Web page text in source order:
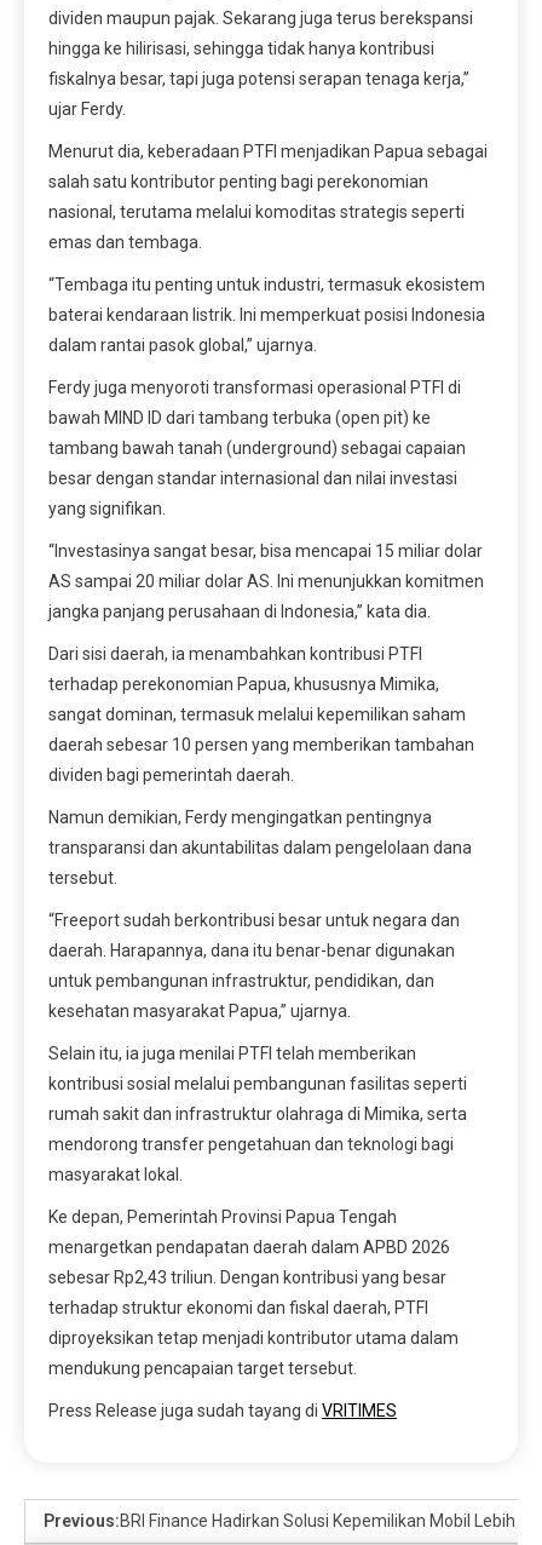
dividen maupun pajak. Sekarang juga terus berekspansi
hingga ke hilirisasi, sehingga tidak hanya kontribusi
fiskalnya besar, tapi juga potensi serapan tenaga kerja,”
ujar Ferdy.
Menurut dia, keberadaan PTFI menjadikan Papua sebagai
salah satu kontributor penting bagi perekonomian
nasional, terutama melalui komoditas strategis seperti
emas dan tembaga.
“Tembaga itu penting untuk industri, termasuk ekosistem
baterai kendaraan listrik. Ini memperkuat posisi Indonesia
dalam rantai pasok global,” ujarnya.
Ferdy juga menyoroti transformasi operasional PTFI di
bawah MIND ID dari tambang terbuka (open pit) ke
tambang bawah tanah (underground) sebagai capaian
besar dengan standar internasional dan nilai investasi
yang signifikan.
“Investasinya sangat besar, bisa mencapai 15 miliar dolar
AS sampai 20 miliar dolar AS. Ini menunjukkan komitmen
jangka panjang perusahaan di Indonesia,” kata dia.
Dari sisi daerah, ia menambahkan kontribusi PTFI
terhadap perekonomian Papua, khususnya Mimika,
sangat dominan, termasuk melalui kepemilikan saham
daerah sebesar 10 persen yang memberikan tambahan
dividen bagi pemerintah daerah.
Namun demikian, Ferdy mengingatkan pentingnya
transparansi dan akuntabilitas dalam pengelolaan dana
tersebut.
“Freeport sudah berkontribusi besar untuk negara dan
daerah. Harapannya, dana itu benar-benar digunakan
untuk pembangunan infrastruktur, pendidikan, dan
kesehatan masyarakat Papua,” ujarnya.
Selain itu, ia juga menilai PTFI telah memberikan
kontribusi sosial melalui pembangunan fasilitas seperti
rumah sakit dan infrastruktur olahraga di Mimika, serta
mendorong transfer pengetahuan dan teknologi bagi
masyarakat lokal.
Ke depan, Pemerintah Provinsi Papua Tengah
menargetkan pendapatan daerah dalam APBD 2026
sebesar Rp2,43 triliun. Dengan kontribusi yang besar
terhadap struktur ekonomi dan fiskal daerah, PTFI
diproyeksikan tetap menjadi kontributor utama dalam
mendukung pencapaian target tersebut.
Press Release juga sudah tayang di VRITIMES
Previous:BRI Finance Hadirkan Solusi Kepemilikan Mobil Lebih